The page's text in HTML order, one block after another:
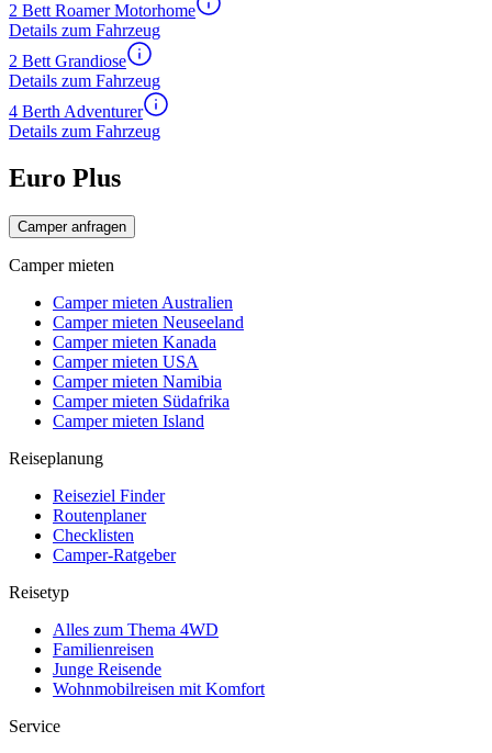
2 Bett Roamer Motorhome
Details zum Fahrzeug
2 Bett Grandiose
Details zum Fahrzeug
4 Berth Adventurer
Details zum Fahrzeug
Euro Plus
Camper anfragen
Camper mieten
Camper mieten Australien
Camper mieten Neuseeland
Camper mieten Kanada
Camper mieten USA
Camper mieten Namibia
Camper mieten Südafrika
Camper mieten Island
Reiseplanung
Reiseziel Finder
Routenplaner
Checklisten
Camper-Ratgeber
Reisetyp
Alles zum Thema 4WD
Familienreisen
Junge Reisende
Wohnmobilreisen mit Komfort
Service